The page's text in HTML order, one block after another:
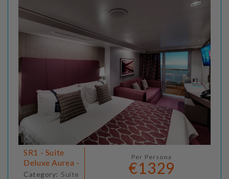
SR1 - Suite
Deluxe Aurea -
Category: Suite
Per Persona
€1329